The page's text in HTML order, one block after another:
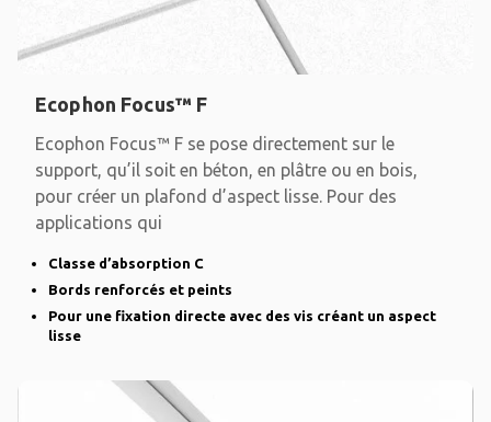
Ecophon Focus™ F
Ecophon Focus™ F se pose directement sur le
support, qu’il soit en béton, en plâtre ou en bois,
pour créer un plafond d’aspect lisse. Pour des
applications qui
Classe d’absorption C
Bords renforcés et peints
Pour une fixation directe avec des vis créant un aspect
lisse